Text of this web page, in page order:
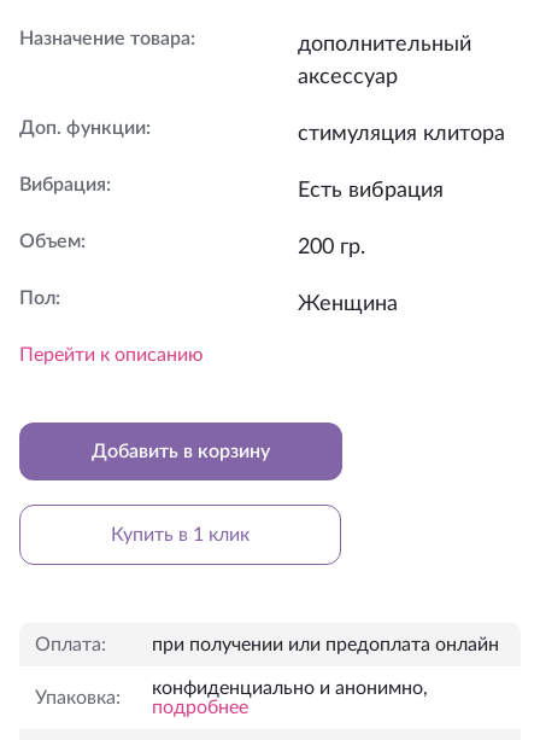
Назначение товара:
дополнительный
аксессуар
Доп. функции: стимуляция клитора
Вибрация: Есть вибрация
Объем: 200 гр.
Пол: Женщина
Перейти к описанию
Добавить в корзину
Купить в 1 клик
Оплата: при получении или предоплата онлайн
Упаковка:
конфиденциально и анонимно,
подробнее